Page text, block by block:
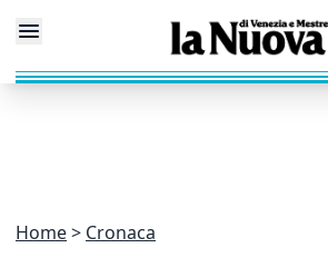
Home Cronaca